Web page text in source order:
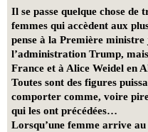
Il se passe quelque chose de très étrange chez beaucoup de
femmes qui accèdent aux
pense à la Première ministre
l’administration Trump,
France et à Alice Weidel en
​Toutes sont des figures
comporter comme, voire
qui les ont précédées…
Lorsqu’une femme arrive